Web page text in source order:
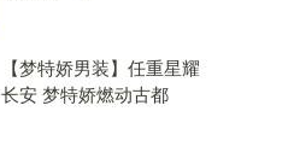
【梦特娇男装】任重星耀
长安 梦特娇燃动古都